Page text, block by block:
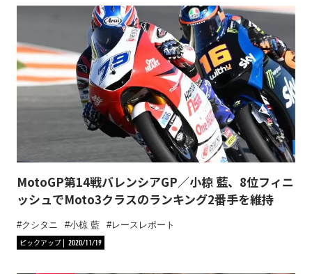
MotoGP第14戦バレンシアGP／小椋 藍、8位フィニ
ッシュでMoto3クラスのランキング2番手を維持
クシタニ 小椋 藍
レースレポート
ピックアップ
2020/11/19